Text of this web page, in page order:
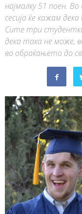
најмалку 51 поен.
сесија ќе кажам
Сите три
дека така не може,
во обраќањето до